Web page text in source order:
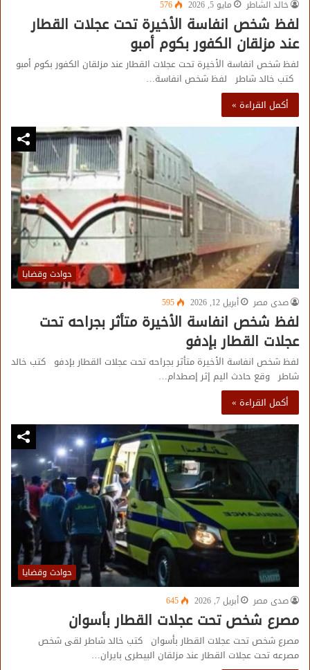
خالد الشاطر مايو 5, 2026 576
لفظ شخص انفاسة الأخيرة تحت عجلات القطار
عند مزلقان الكفور بكوم أمبو
لفظ شخص انفاسة الأخيرة تحت عجلات القطار عند مزلقان الكفور بكوم أمبو
كتب خالد شاطر لفظ شخص انفاسة…
أكمل القراءة »
حوادث وقضايا
صدى مصر
أبريل 12, 2026 595
لفظ شخص انفاسة الأخيرة متأثر بجراحه تحت
عجلات القطار بإدفو
لفظ شخص انفاسة الأخيرة متأثر بجراحه تحت عجلات القطار بإدفو كتب خالد
شاطر وقع حادث اليم إثر إصطدام…
أكمل القراءة »
حوادث وقضايا
صدى مصر
أبريل 7, 2026 645
مصرع شخص تحت عجلات القطار بأسوان
مصرع شخص تحت عجلات القطار بأسوان كتب خالد شاطر لقى شخص
مصرعه تحت عجلات القطار عند مزلقان البيطرى بايران…